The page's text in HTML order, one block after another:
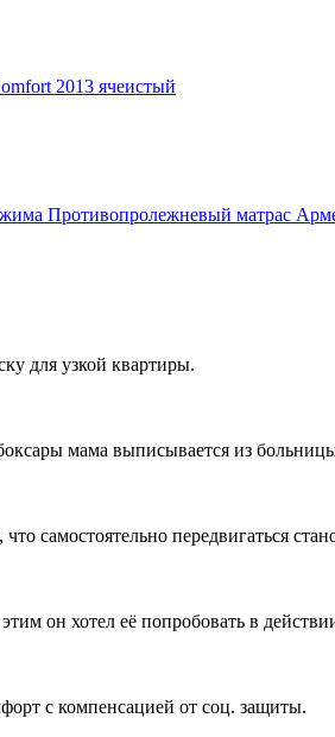
2013 ячеистый
Противопролежневый матрас
для узкой квартиры.
мама выписывается из
самостоятельно передвигаться
он хотел её попробовать в
с компенсацией от соц. защиты.